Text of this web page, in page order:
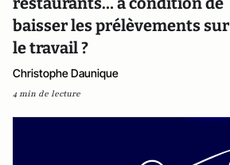
baisser les prélèvements sur
le travail ?
Christophe Daunique
4 min de lecture